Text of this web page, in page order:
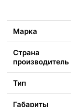
Марка
Страна
производитель
Тип
Габариты